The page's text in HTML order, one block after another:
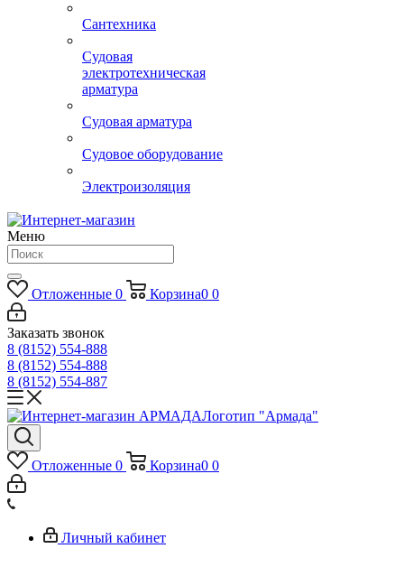
Сантехника
Судовая
электротехническая
арматура
Судовая арматура
Судовое оборудование
Электроизоляция
Меню
Отложенные 0 Корзина0 0
Заказать звонок
8 (8152) 554-888
8 (8152) 554-888
8 (8152) 554-887
Логотип "Армада"
Отложенные 0 Корзина0 0
Личный кабинет